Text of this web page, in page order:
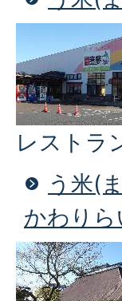
レストラ
う米(
かわり